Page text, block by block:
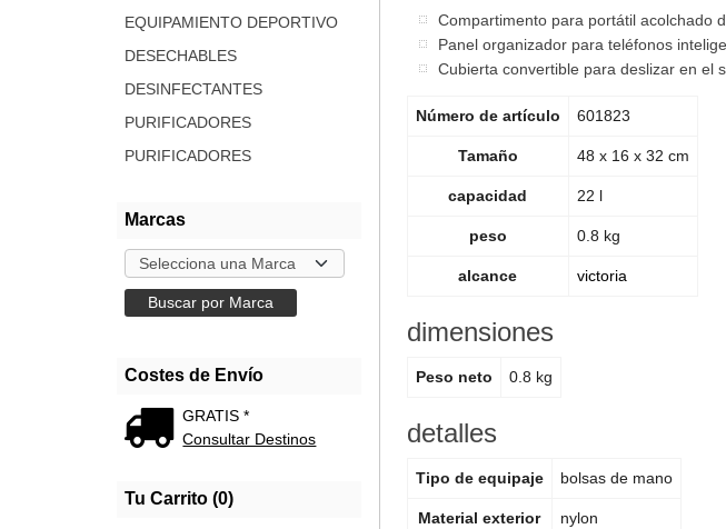
EQUIPAMIENTO DEPORTIVO
DESECHABLES
DESINFECTANTES
PURIFICADORES
PURIFICADORES
Marcas
Costes de Envío
GRATIS *
Consultar Destinos
Tu Carrito (0)
Compartimento para portátil acolchado
Panel organizador para teléfonos
Cubierta convertible para deslizar en el
Número de artículo 601823
Tamaño 48 x 16 x 32 cm
capacidad 22 l
peso 0.8 kg
alcance victoria
dimensiones
Peso neto 0.8 kg
detalles
Tipo de equipaje bolsas de mano
Material exterior nylon